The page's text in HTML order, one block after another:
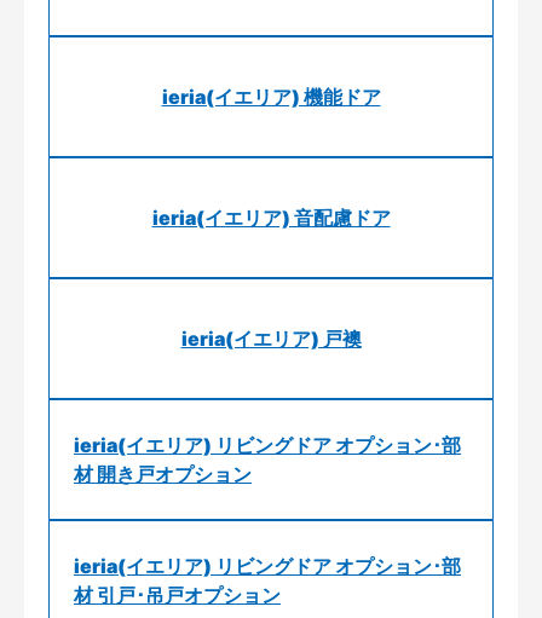
ieria(イエリア) 機能ドア
ieria(イエリア) 音配慮ドア
ieria(イエリア) 戸襖
ieria(イエリア) リビングドア オプション･部
材 開き戸オプション
ieria(イエリア) リビングドア オプション･部
材 引戸･吊戸オプション